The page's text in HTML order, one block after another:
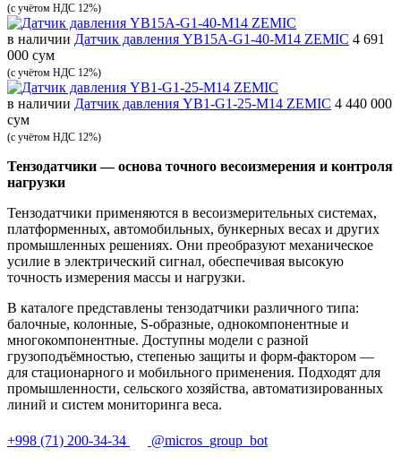
(с учётом НДС 12%)
в наличии Датчик давления YB15A-G1-40-M14 ZEMIC 4 691
000 сум
(с учётом НДС 12%)
в наличии Датчик давления YB1-G1-25-M14 ZEMIC 4 440 000
сум
(с учётом НДС 12%)
Тензодатчики — основа точного весоизмерения и контроля
нагрузки
Тензодатчики применяются в весоизмерительных системах,
платформенных, автомобильных, бункерных весах и других
промышленных решениях. Они преобразуют механическое
усилие в электрический сигнал, обеспечивая высокую
точность измерения массы и нагрузки.
В каталоге представлены тензодатчики различного типа:
балочные, колонные, S-образные, однокомпонентные и
многокомпонентные. Доступны модели с разной
грузоподъёмностью, степенью защиты и форм-фактором —
для стационарного и мобильного применения. Подходят для
промышленности, сельского хозяйства, автоматизированных
линий и систем мониторинга веса.
+998 (71) 200-34-34 @micros_group_bot